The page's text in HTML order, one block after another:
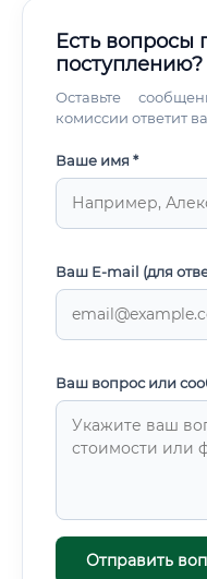
Есть вопросы
поступлению?
Оставьте
комиссии ответит
Ваше имя *
Ваш E-mail (для
Ваш вопрос или
Отправить